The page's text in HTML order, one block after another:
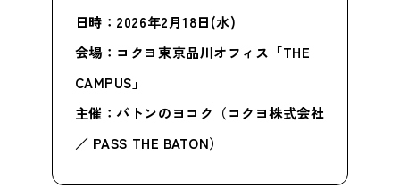
日時：2026年2月18日(水)
会場：コクヨ東京品川オフィス「THE
CAMPUS」
主催：バトンのヨコク（コクヨ株式会社
／ PASS THE BATON）